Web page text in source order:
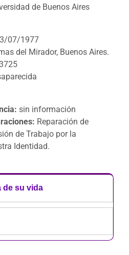
de Buenos Aires
07/1977
del Mirador, Buenos Aires.
sin información
Reparación de
de Trabajo por la
Identidad.
de su vida